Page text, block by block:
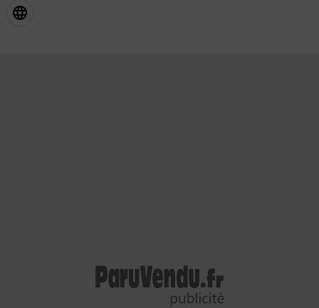
Couleur intérieur